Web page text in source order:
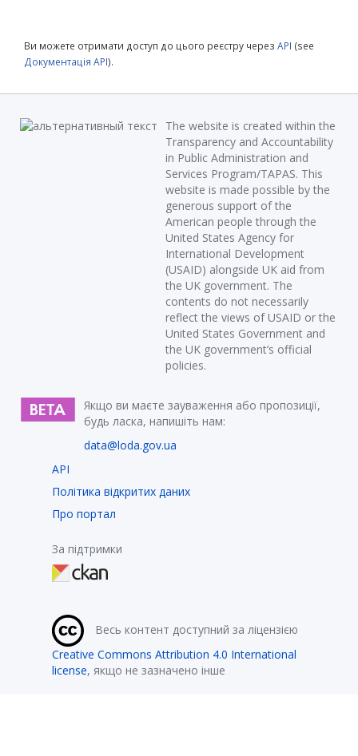
Ви можете отримати доступ до цього реєстру через API (see
Документація API).
The website is created within the
Transparency and Accountability
in Public Administration and
Services Program/TAPAS. This
website is made possible by the
generous support of the
American people through the
United States Agency for
International Development
(USAID) alongside UK aid from
the UK government. The
contents do not necessarily
reflect the views of USAID or the
United States Government and
the UK government’s official
policies.
Якщо ви маєте зауваження або пропозиції,
будь ласка, напишіть нам:
data@loda.gov.ua
API
Політика відкритих даних
Про портал
За підтримки
Весь контент доступний за ліцензією
Creative Commons Attribution 4.0 International
license, якщо не зазначено інше